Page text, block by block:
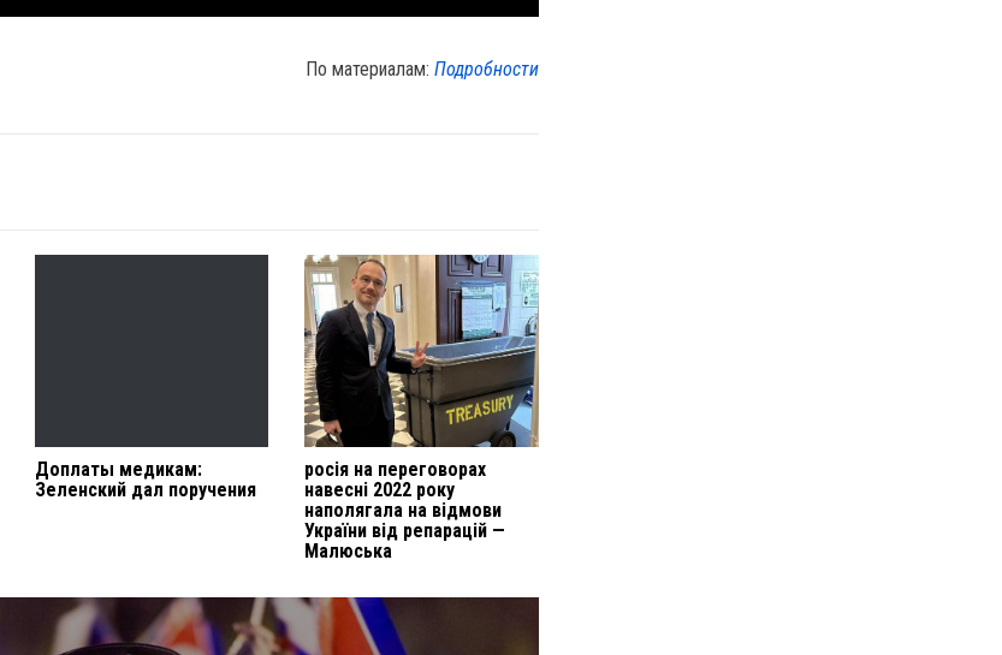
По материалам:Подробности
​​Доплаты медикам:
Зеленский дал поручения
росія на переговорах
навесні 2022 року
наполягала на відмови
України від репарацій —
Малюська